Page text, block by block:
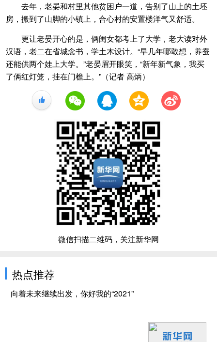
去年，老晏和村里其他贫困户一道，告别了山上的土坯
房，搬到了山脚的小镇上，合心村的安置楼洋气又舒适。
更让老晏开心的是，俩闺女都考上了大学，老大读对外
汉语，老二在省城念书，学土木设计。“早几年哪敢想，养蚕
还能供两个娃上大学。”老晏眉开眼笑，“新年新气象，我买
了俩红灯笼，挂在门檐上。”（记者 高炳）
+1
微信扫描二维码，关注新华网
热点推荐
向着未来继续出发，你好我的“2021”